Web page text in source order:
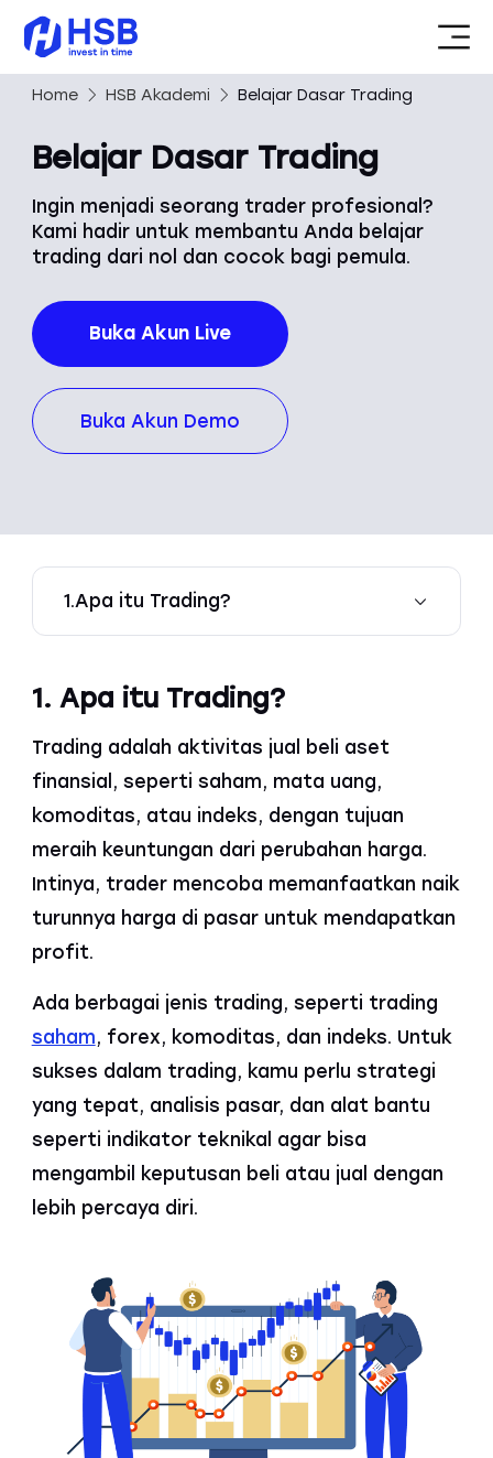
Home HSB Akademi Belajar Dasar Trading
Belajar Dasar Trading
Ingin menjadi seorang trader profesional?
Kami hadir untuk membantu Anda belajar
trading dari nol dan cocok bagi pemula.
Buka Akun Live
Buka Akun Demo
1.Apa itu Trading?
1. Apa itu Trading?
Trading adalah aktivitas jual beli aset
finansial, seperti saham, mata uang,
komoditas, atau indeks, dengan tujuan
meraih keuntungan dari perubahan harga.
Intinya, trader mencoba memanfaatkan naik
turunnya harga di pasar untuk mendapatkan
profit.
Ada berbagai jenis trading, seperti trading
saham, forex, komoditas, dan indeks. Untuk
sukses dalam trading, kamu perlu strategi
yang tepat, analisis pasar, dan alat bantu
seperti indikator teknikal agar bisa
mengambil keputusan beli atau jual dengan
lebih percaya diri.